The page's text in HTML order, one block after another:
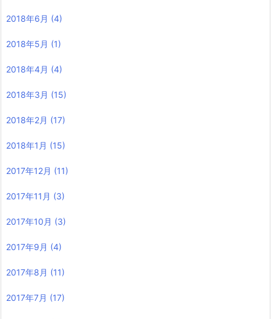
2018年6月 (4)
2018年5月 (1)
2018年4月 (4)
2018年3月 (15)
2018年2月 (17)
2018年1月 (15)
2017年12月 (11)
2017年11月 (3)
2017年10月 (3)
2017年9月 (4)
2017年8月 (11)
2017年7月 (17)